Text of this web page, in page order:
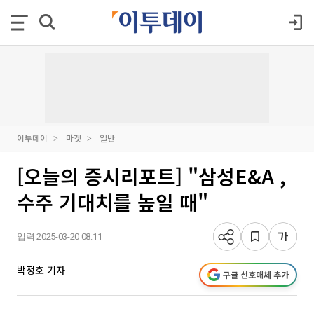
이투데이 마켓 일반
[오늘의 증시리포트] "삼성E&A ,
수주 기대치를 높일 때"
입력 2025-03-20 08:11
박정호 기자 구글 선호매체 추가